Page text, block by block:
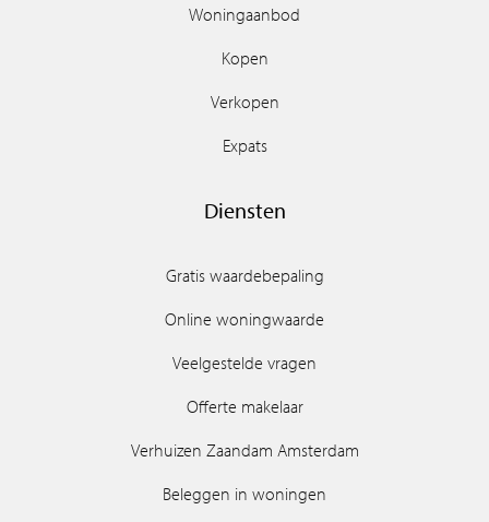
Woningaanbod
Kopen
Verkopen
Expats
Diensten
Gratis waardebepaling
Online woningwaarde
Veelgestelde vragen
Offerte makelaar
Verhuizen Zaandam Amsterdam
Beleggen in woningen